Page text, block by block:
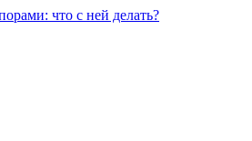
что с ней делать?